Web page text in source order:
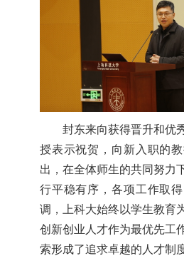
封东来向获得晋升和优
授表示祝贺，向新入职的
出，在全体师生的共同努力
行平稳有序，各项工作取
调，上科大始终以学生教育
创新创业人才作为最优先工
索形成了追求卓越的人才制